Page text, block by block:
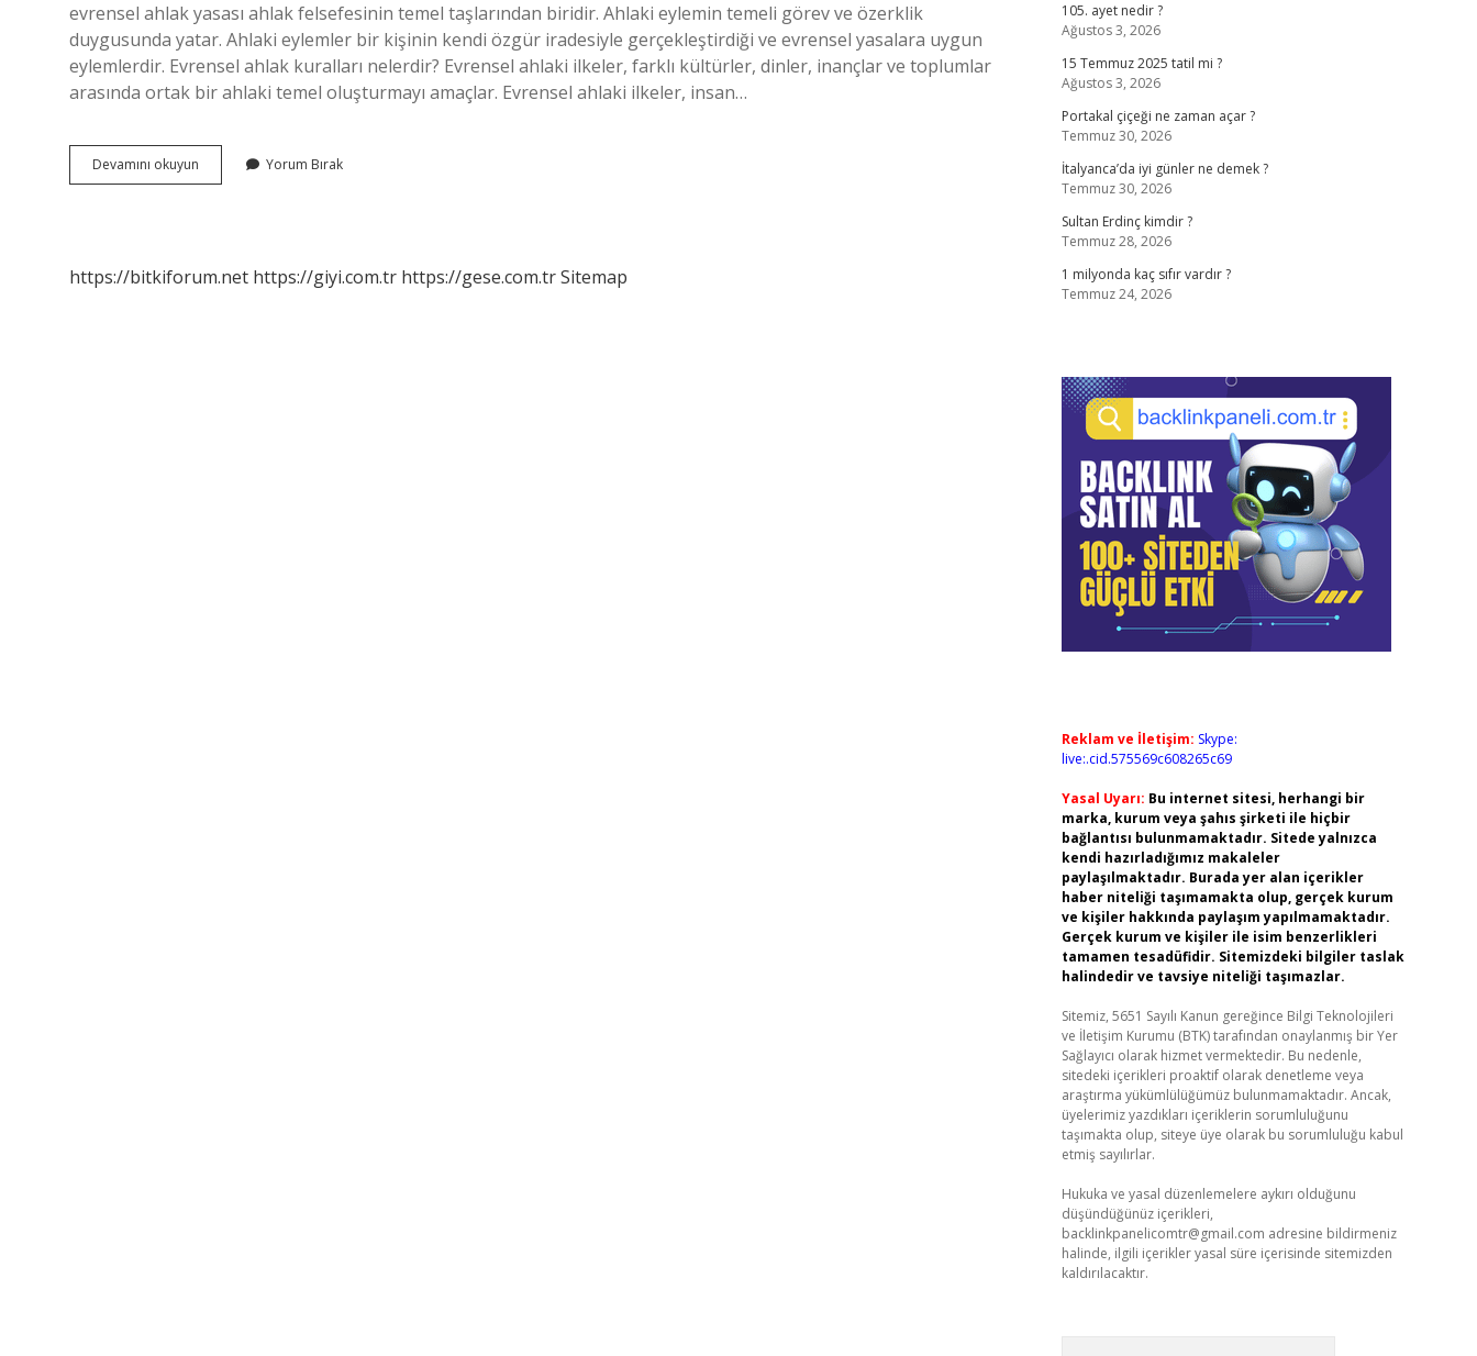
evrensel ahlak yasası ahlak felsefesinin temel taşlarından biridir. Ahlaki eylemin temeli görev ve özerklik
duygusunda yatar. Ahlaki eylemler bir kişinin kendi özgür iradesiyle gerçekleştirdiği ve evrensel yasalara uygun
eylemlerdir. Evrensel ahlak kuralları nelerdir? Evrensel ahlaki ilkeler, farklı kültürler, dinler, inançlar ve toplumlar
arasında ortak bir ahlaki temel oluşturmayı amaçlar. Evrensel ahlaki ilkeler, insan…
Devamını okuyun Evrensel
Ahlak
Yorum Bırak
https://bitkiforum.net https://giyi.com.tr https://gese.com.trSitemap
105. ayet nedir ?
Ağustos 3, 2026
15 Temmuz 2025 tatil mi ?
Ağustos 3, 2026
Portakal çiçeği ne zaman açar ?
Temmuz 30, 2026
İtalyanca’da iyi günler ne demek ?
Temmuz 30, 2026
Sultan Erdinç kimdir ?
Temmuz 28, 2026
1 milyonda kaç sıfır vardır ?
Temmuz 24, 2026
Reklam ve İletişim: Skype:
live:.cid.575569c608265c69
Yasal Uyarı: Bu internet sitesi, herhangi bir
marka, kurum veya şahıs şirketi ile hiçbir
bağlantısı bulunmamaktadır. Sitede yalnızca
kendi hazırladığımız makaleler
paylaşılmaktadır. Burada yer alan içerikler
haber niteliği taşımamakta olup, gerçek kurum
ve kişiler hakkında paylaşım yapılmamaktadır.
Gerçek kurum ve kişiler ile isim benzerlikleri
tamamen tesadüfidir. Sitemizdeki bilgiler taslak
halindedir ve tavsiye niteliği taşımazlar.
Sitemiz, 5651 Sayılı Kanun gereğince Bilgi Teknolojileri
ve İletişim Kurumu (BTK) tarafından onaylanmış bir Yer
Sağlayıcı olarak hizmet vermektedir. Bu nedenle,
sitedeki içerikleri proaktif olarak denetleme veya
araştırma yükümlülüğümüz bulunmamaktadır. Ancak,
üyelerimiz yazdıkları içeriklerin sorumluluğunu
taşımakta olup, siteye üye olarak bu sorumluluğu kabul
etmiş sayılırlar.
Hukuka ve yasal düzenlemelere aykırı olduğunu
düşündüğünüz içerikleri,
backlinkpanelicomtr@gmail.com adresine bildirmeniz
halinde, ilgili içerikler yasal süre içerisinde sitemizden
kaldırılacaktır.